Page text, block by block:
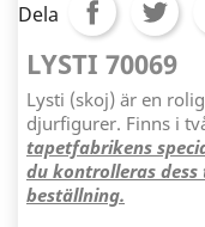
Dela
LYSTI 70069
Lysti (skoj) är en
djurfigurer. Finns i
tapetfabrikens
du kontrolleras
beställning.